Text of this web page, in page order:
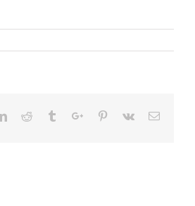
LinkedinReddit TumblrGoogle+Pinterest
Vk Email